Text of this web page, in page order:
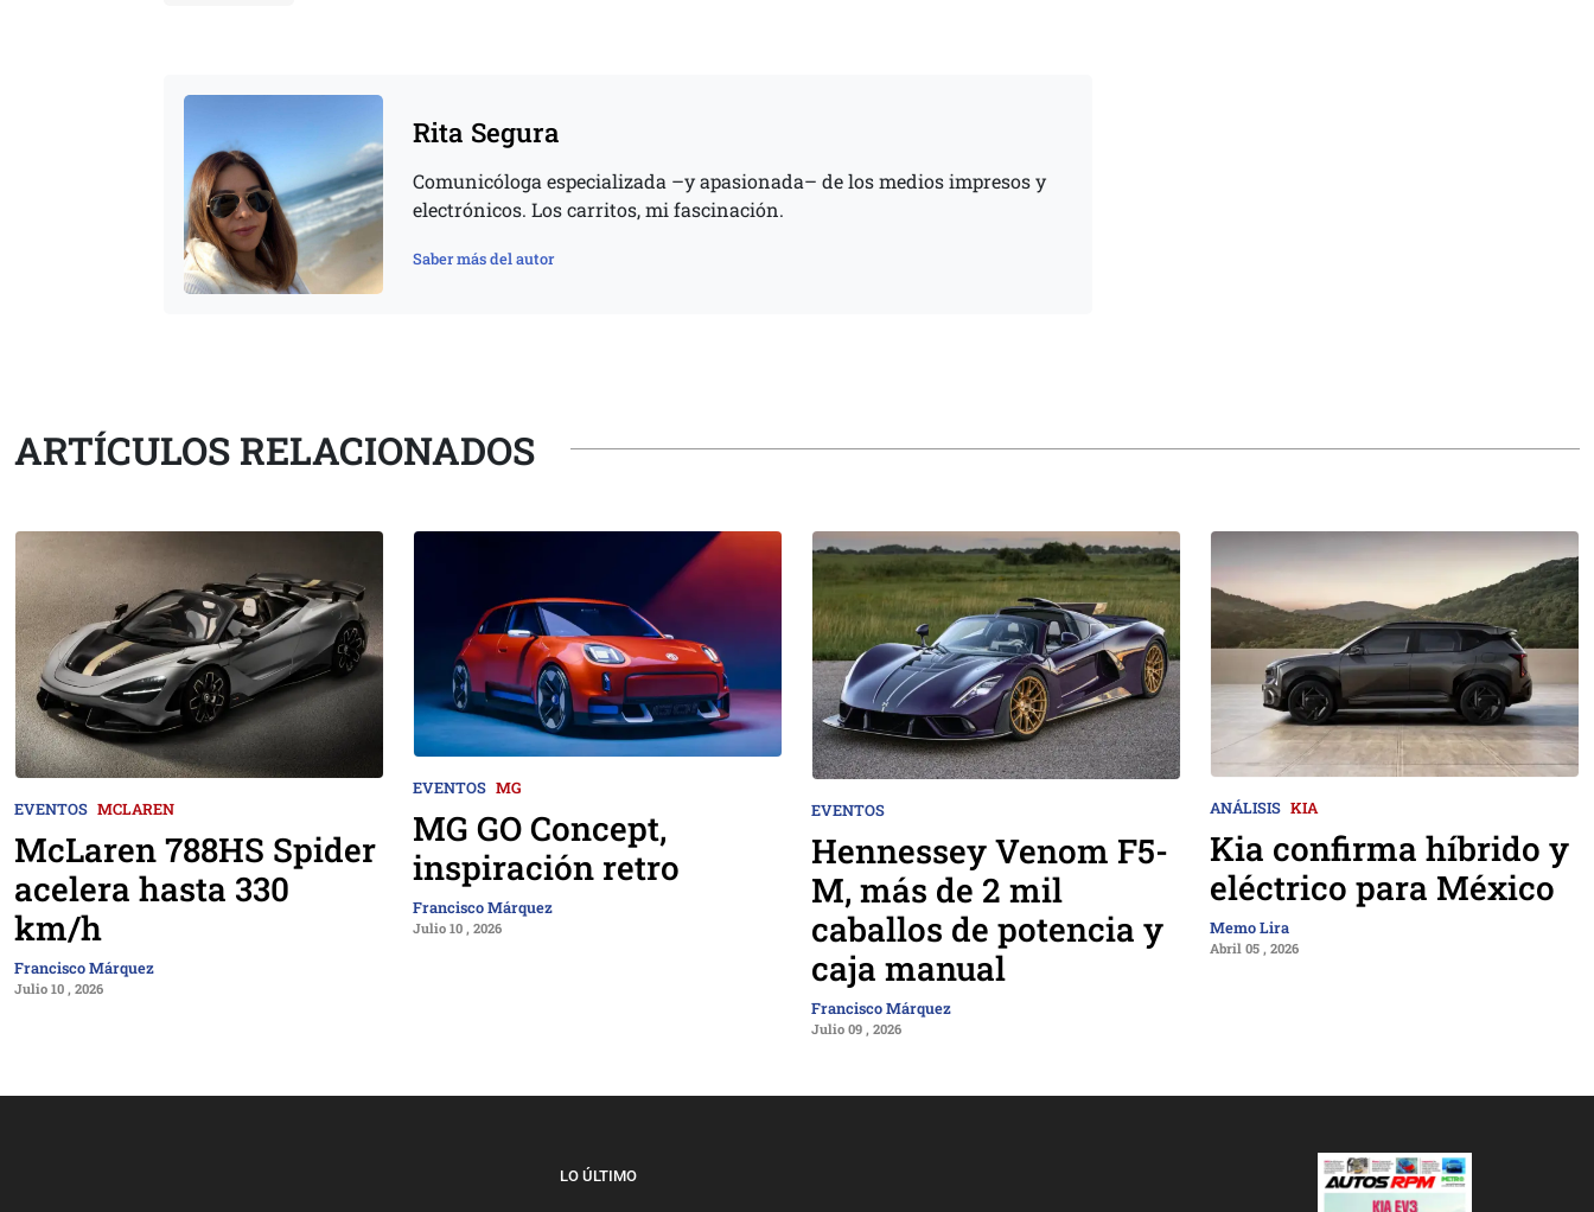
Rita Segura
Comunicóloga especializada –y apasionada– de los medios impresos y
electrónicos. Los carritos, mi fascinación.
Saber más del autor
ARTÍCULOS RELACIONADOS
EVENTOS MCLAREN
McLaren 788HS Spider
acelera hasta 330
km/h
Francisco Márquez
Julio 10 , 2026
EVENTOS MG
MG GO Concept,
inspiración retro
Francisco Márquez
Julio 10 , 2026
EVENTOS
Hennessey Venom F5-
M, más de 2 mil
caballos de potencia y
caja manual
Francisco Márquez
Julio 09 , 2026
ANÁLISIS KIA
Kia confirma híbrido y
eléctrico para México
Memo Lira
Abril 05 , 2026
LO ÚLTIMO